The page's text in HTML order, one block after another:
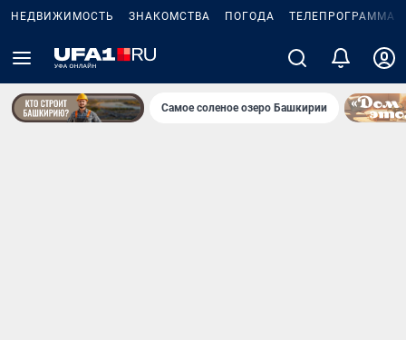
НЕДВИЖИМОСТЬ ЗНАКОМСТВА ПОГОДА ТЕЛЕПРОГРАММА
Самое соленое озеро Башкирии